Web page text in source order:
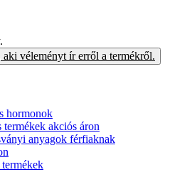
véleményt ír erről a termékről.
hormonok
akciós áron
anyagok férfiaknak